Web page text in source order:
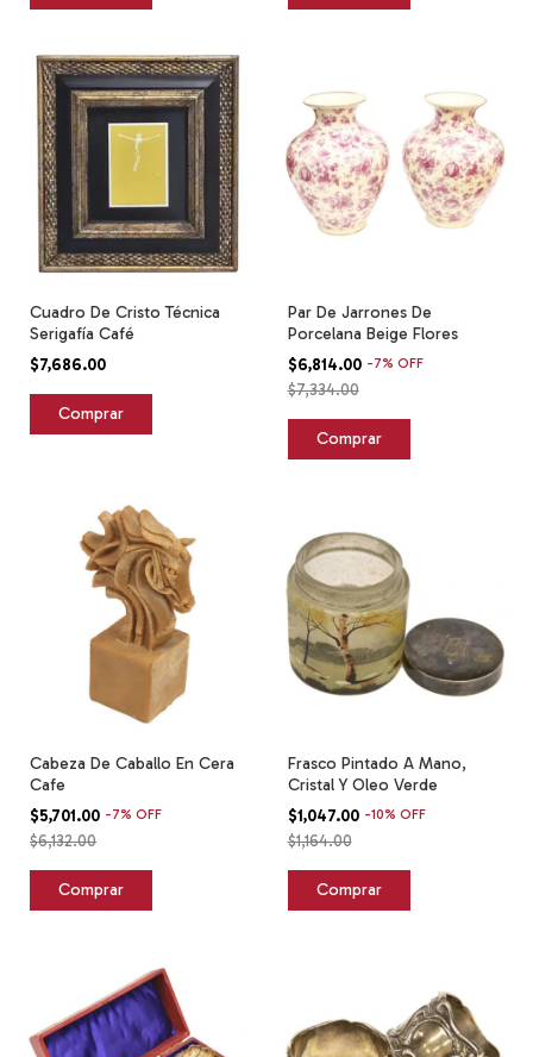
Cuadro De Cristo Técnica
Serigafía Café
$7,686.00
Par De Jarrones De
Porcelana Beige Flores
$6,814.00 -7% OFF
$7,334.00
Cabeza De Caballo En Cera
Cafe
$5,701.00 -7% OFF
$6,132.00
Frasco Pintado A Mano,
Cristal Y Oleo Verde
$1,047.00 -10% OFF
$1,164.00